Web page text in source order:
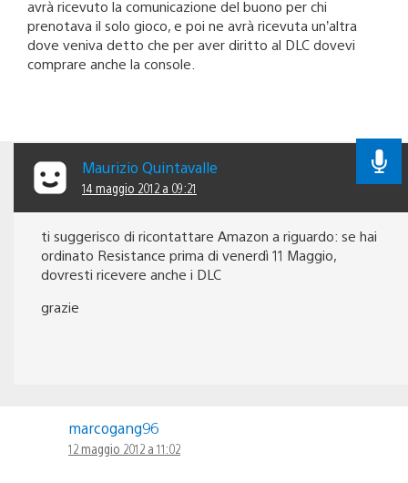
avrà ricevuto la comunicazione del buono per chi
prenotava il solo gioco, e poi ne avrà ricevuta un’altra
dove veniva detto che per aver diritto al DLC dovevi
comprare anche la console.
Maurizio Quintavalle
14 maggio 2012 a 09:21
ti suggerisco di ricontattare Amazon a riguardo: se hai
ordinato Resistance prima di venerdì 11 Maggio,
dovresti ricevere anche i DLC
grazie
marcogang96
12 maggio 2012 a 11:02